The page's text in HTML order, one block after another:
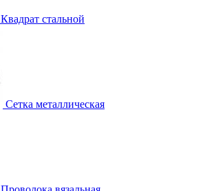
Квадрат стальной
Сетка металлическая